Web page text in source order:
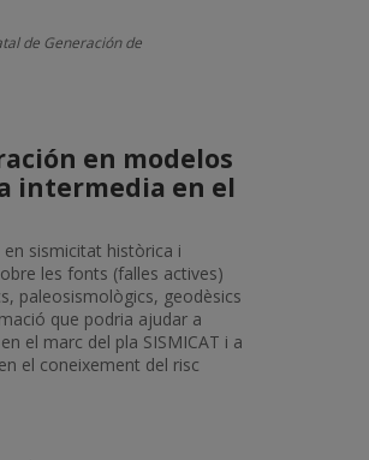
de Generación de
en modelos
intermedia en el
sismicitat històrica i
les fonts (falles actives)
paleosismològics, geodèsics
que podria ajudar a
el marc del pla SISMICAT i a
el coneixement del risc